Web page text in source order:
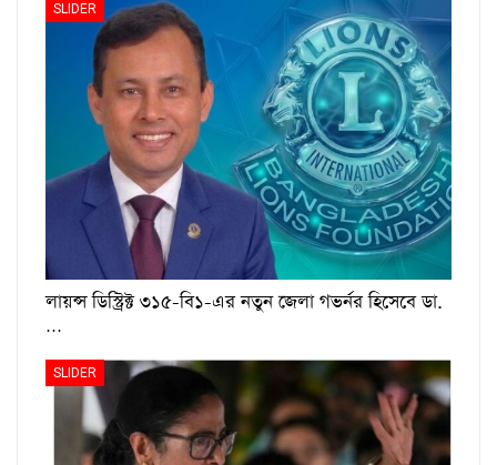
SLIDER
লায়ন্স ডিস্ট্রিক্ট ৩১৫-বি১-এর নতুন জেলা গভর্নর হিসেবে ডা.
…
SLIDER